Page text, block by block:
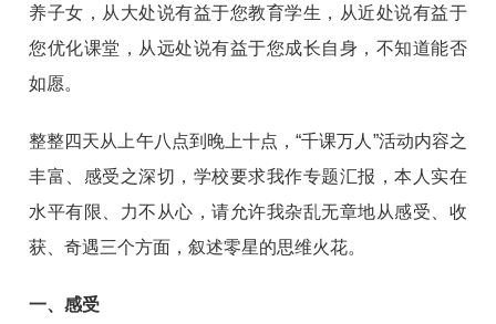
养子女，从大处说有益于您教育学生，从近处说有益于
您优化课堂，从远处说有益于您成长自身，不知道能否
如愿。
整整四天从上午八点到晚上十点，“千课万人”活动内容之
丰富、感受之深切，学校要求我作专题汇报，本人实在
水平有限、力不从心，请允许我杂乱无章地从感受、收
获、奇遇三个方面，叙述零星的思维火花。
一、感受